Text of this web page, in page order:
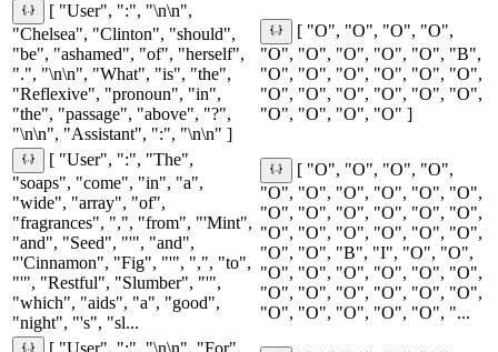
[ "User", ":", "\n\n",
"Chelsea", "Clinton", "should",
"be", "ashamed", "of", "herself",
".", "\n\n", "What", "is", "the",
"Reflexive", "pronoun", "in",
"the", "passage", "above", "?",
"\n\n", "Assistant", ":", "\n\n" ]
[ "O", "O", "O", "O",
"O", "O", "O", "O", "O", "B",
"O", "O", "O", "O", "O", "O",
"O", "O", "O", "O", "O", "O",
"O", "O", "O", "O" ]
[ "User", ":", "The",
"soaps", "come", "in", "a",
"wide", "array", "of",
"fragrances", ",", "from", "'Mint",
"and", "Seed", "'", "and",
"'Cinnamon", "Fig", "'", ",", "to",
"'", "Restful", "Slumber", "'",
"which", "aids", "a", "good",
"night", "'s", "sl...
[ "O", "O", "O", "O",
"O", "O", "O", "O", "O", "O",
"O", "O", "O", "O", "O", "O",
"O", "O", "O", "O", "O", "O",
"O", "O", "B", "I", "O", "O",
"O", "O", "O", "O", "O", "O",
"O", "O", "O", "O", "O", "O",
"O", "O", "O", "O", "O", "...